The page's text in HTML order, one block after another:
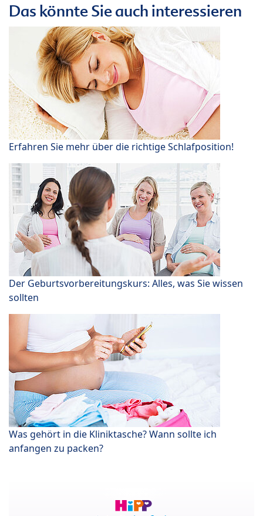
Das könnte Sie auch interessieren
Erfahren Sie mehr über die richtige Schlafposition!
Der Geburtsvorbereitungskurs: Alles, was Sie wissen
sollten
Was gehört in die Kliniktasche? Wann sollte ich
anfangen zu packen?